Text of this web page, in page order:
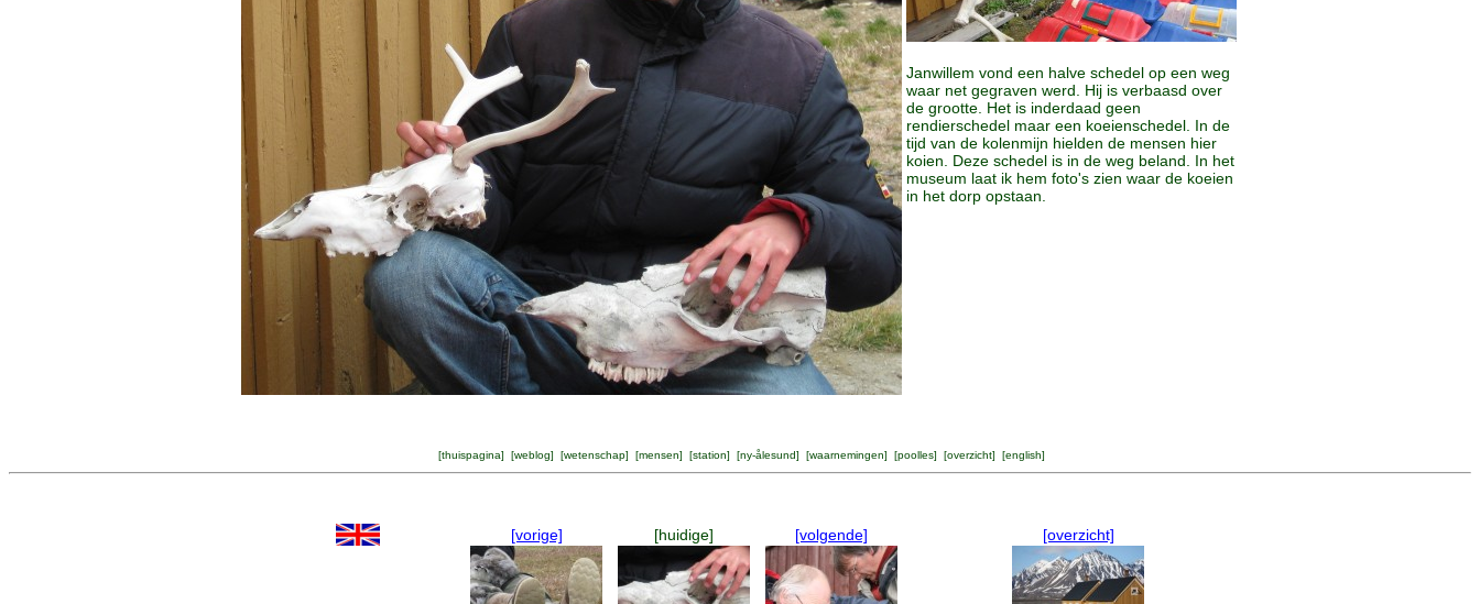
Janwillem vond een halve schedel op een weg
waar net gegraven werd. Hij is verbaasd over
de grootte. Het is inderdaad geen
rendierschedel maar een koeienschedel. In de
tijd van de kolenmijn hielden de mensen hier
koien. Deze schedel is in de weg beland. In het
museum laat ik hem foto's zien waar de koeien
in het dorp opstaan.
[thuispagina] [weblog] [wetenschap] [mensen] [station] [ny-ålesund] [waarnemingen] [poolles] [overzicht] [english]
[vorige] [huidige] [volgende] [overzicht]